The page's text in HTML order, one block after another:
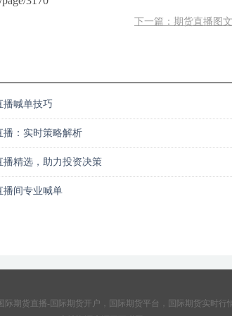
下一篇：期货直播图
播喊单技巧
播：实时策略解析
播精选，助力投资决策
播间专业喊单
际期货直播-国际期货开户，国际期货平台，国际期货实时行